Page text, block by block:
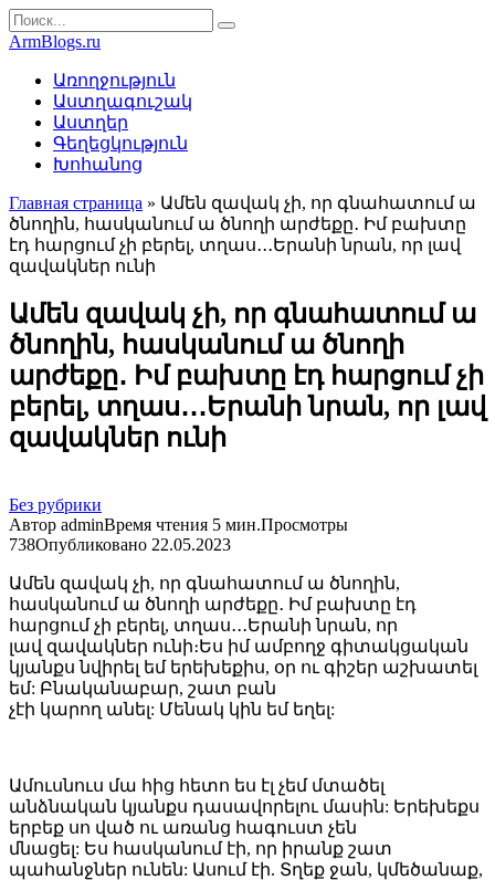
Перейти
к
контенту
Search
for:
ArmBlogs.ru
Առողջություն
Աստղագուշակ
Աստղեր
Գեղեցկություն
Խոհանոց
Главная страница » Ամեն զավակ չի, որ գնահատում ա
ծնողին, հասկանում ա ծնողի արժեքը․ Իմ բախտը
էդ հարցում չի բերել, տղաս․․․Երանի նրան, որ լավ
զավակներ ունի
Ամեն զավակ չի, որ գնահատում ա
ծնողին, հասկանում ա ծնողի
արժեքը․ Իմ բախտը էդ հարցում չի
բերել, տղաս․․․Երանի նրան, որ լավ
զավակներ ունի
Без рубрики
Автор adminВремя чтения 5 мин.Просмотры
738Опубликовано 22.05.2023
Ամեն զավակ չի, որ գնահատում ա ծնողին,
հասկանում ա ծնողի արժեքը․ Իմ բախտը էդ
հարցում չի բերել, տղաս․․․Երանի նրան, որ
լավ զավակներ ունի։Ես իմ ամբողջ գիտակցական
կյանքս նվիրել եմ երեխեքիս, օր ու գիշեր աշխատել
եմ: Բնականաբար, շատ բան
չէի կարող անել: Մենակ կին եմ եղել:
Ամուսնուս մա հից հետո ես էլ չեմ մտածել
անձնական կյանքս դասավորելու մասին: Երեխեքս
երբեք սո ված ու առանց հագուստ չեն
մնացել: Ես հասկանում էի, որ իրանք շատ
պահանջներ ունեն: Ասում էի. Տղեք ջան, կմեծանաք,